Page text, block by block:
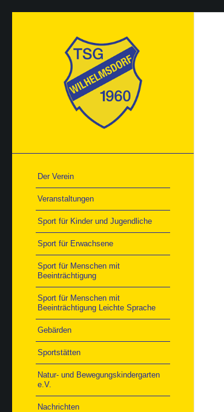
Der Verein
Veranstaltungen
Sport für Kinder und Jugendliche
Sport für Erwachsene
Sport für Menschen mit
Beeinträchtigung
Sport für Menschen mit
Beeinträchtigung Leichte Sprache
Gebärden
Sportstätten
Natur- und Bewegungskindergarten
e.V.
Nachrichten